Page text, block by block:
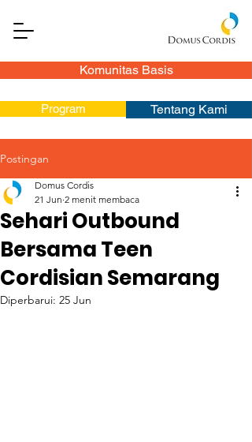
Komunitas Basis
Program Tentang Kami
Postingan
Sehari Outbound
Bersama Teen
Cordisian Semarang
Domus Cordis
21 Jun 2 menit membaca
Diperbarui: 25 Jun